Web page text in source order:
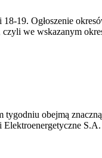
19. Ogłoszenie
we wskazanym
obejmą
S.A.